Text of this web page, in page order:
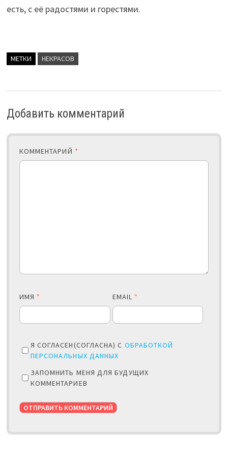
есть, с её радостями и горестями.
МЕТКИ НЕКРАСОВ
Добавить комментарий
КОММЕНТАРИЙ *
ИМЯ * EMAIL *
Я СОГЛАСЕН(СОГЛАСНА) С ОБРАБОТКОЙ
ПЕРСОНАЛЬНЫХ ДАННЫХ
ЗАПОМНИТЬ МЕНЯ ДЛЯ БУДУЩИХ
КОММЕНТАРИЕВ